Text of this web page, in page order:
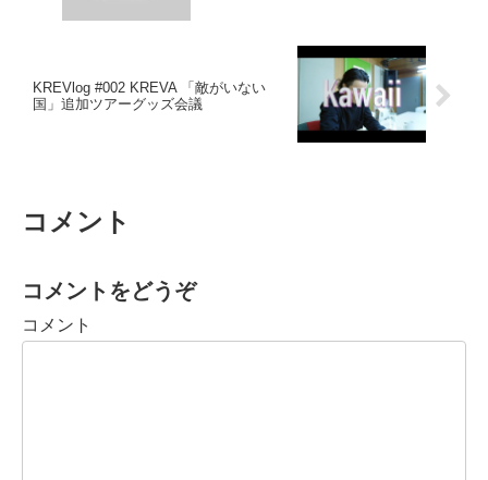
KREVlog #002 KREVA 「敵がいない
国」追加ツアーグッズ会議
コメント
コメントをどうぞ
コメント